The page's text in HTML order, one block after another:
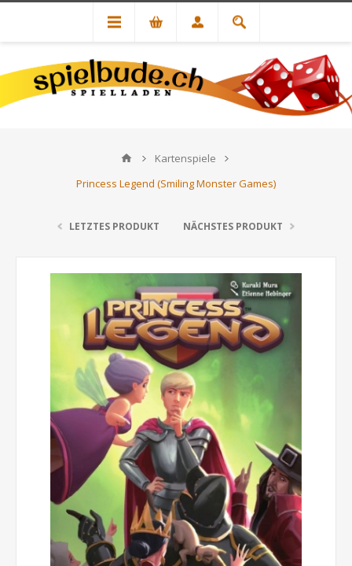
Kartenspiele
Princess Legend (Smiling Monster Games)
LETZTES PRODUKT NÄCHSTES PRODUKT